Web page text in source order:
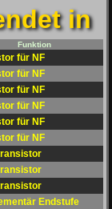
in
Funktion
für NF
für NF
für NF
für NF
für NF
für NF
Endstufe